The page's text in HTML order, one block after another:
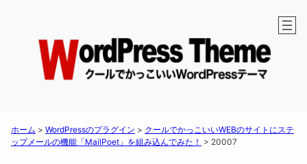
ホーム > WordPressのプラグイン > クールでかっこいいWEBのサイトにステ
ップメールの機能「MailPoet」を組み込んでみた！ > 20007